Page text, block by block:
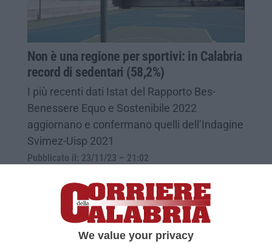
We value your privacy
Non è una regione per sportivi: in Calabria
record di sedentari (58,2%)
I più recenti dati Istat del Rapporto Bes-
Benessere Equo e Sostenibile 2022
aggiornano e confermano quelli dell’Indagine
Svimez-Uisp 2021
Pubblicato il: 23/11/23 – 21:02